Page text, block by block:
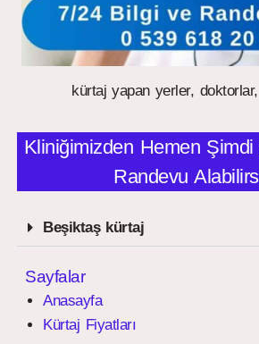
kürtaj yapan yerler,
Kliniğimizden Hemen
Randevu
Beşiktaş kürtaj
Sayfalar
Anasayfa
Kürtaj Fiyatları